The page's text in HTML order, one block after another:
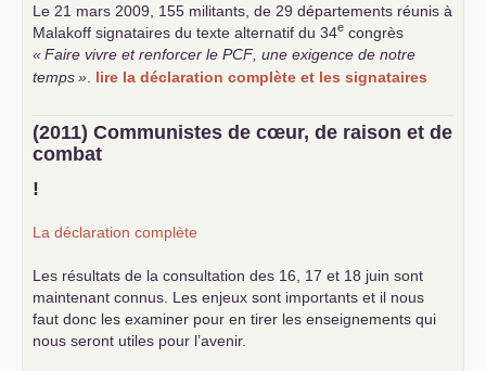
Le 21 mars 2009, 155 militants, de 29 départements réunis à
Malakoff signataires du texte alternatif du 34e congrès
«Faire vivre et renforcer le PCF , une exigence de notre
temps» lire la déclaration complète et les signataires
(2011) Communistes de cœur, de raison et de
combat
!
La déclaration complète
Les résultats de la consultation des 16, 17 et 18 juin sont
maintenant connus. Les enjeux sont importants et il nous
faut donc les examiner pour en tirer les enseignements qui
nous seront utiles pour l’avenir.